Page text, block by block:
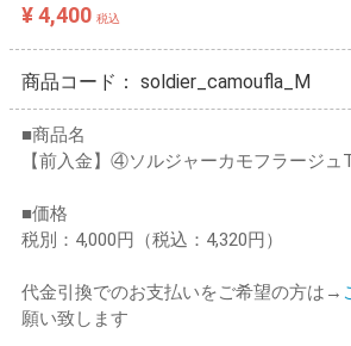
¥ 4,400 税込
商品コード： soldier_camoufla_M
■商品名
【前入金】④ソルジャーカモフラージュ
■価格
税別：4,000円（税込：4,320円）
代金引換でのお支払いをご希望の方は→
願い致します